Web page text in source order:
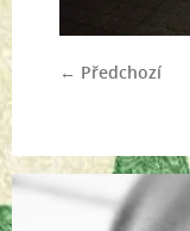
← Předchozí